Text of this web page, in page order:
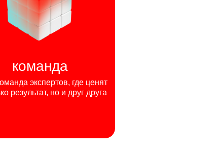
команда
экспертов, где ценят
результат, но и друг друга